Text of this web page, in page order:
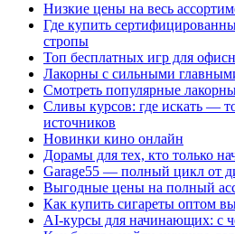
Низкие цены на весь
Где купить
стропы
Топ бесплатных игр для
Лакорны с сильными
Смотреть популярные
Сливы курсов: где искать —
источников
Новинки кино онлайн
Дорамы для тех, кто только
Garage55 — полный цикл от
Выгодные цены на полный
Как купить сигареты оптом
AI-курсы для начинающих: с